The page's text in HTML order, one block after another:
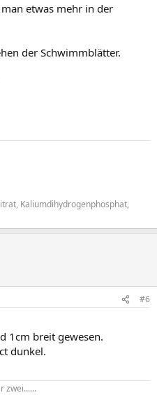
etwas mehr in der
der Schwimmblätter.
Kaliumdihydrogenphosphat,
#6
1cm breit gewesen.
dunkel.
zwei......